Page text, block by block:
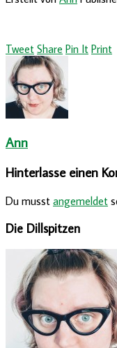
Tweet Share Pin It Print
Ann
Hinterlasse einen
Du musst angemeldet
Die Dillspitzen